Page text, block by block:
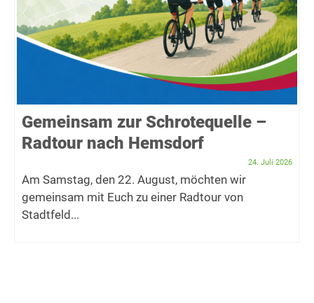
Gemeinsam zur Schrotequelle –
Radtour nach Hemsdorf
24. Juli 2026
Am Samstag, den 22. August, möchten wir
gemeinsam mit Euch zu einer Radtour von
Stadtfeld...